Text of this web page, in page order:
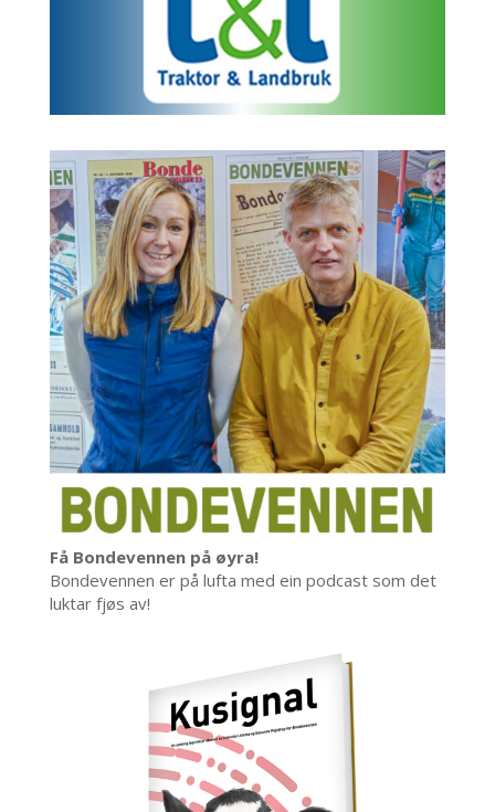
Få Bondevennen på øyra!
Bondevennen er på lufta med ein podcast som det
luktar fjøs av!